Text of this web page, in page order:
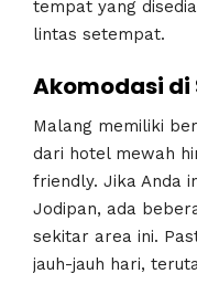
tempat yang
lintas setempat.
Akomodasi di
Malang memiliki
dari hotel mewah
friendly. Jika Anda
Jodipan, ada
sekitar area ini.
jauh-jauh hari,